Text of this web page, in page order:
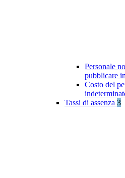
Personale
pubblicare
Costo del
Tassi di assenza 3